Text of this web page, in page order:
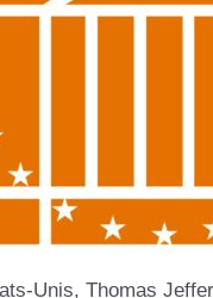
Unis, Thomas